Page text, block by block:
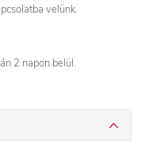
velünk.
2 napon belül.